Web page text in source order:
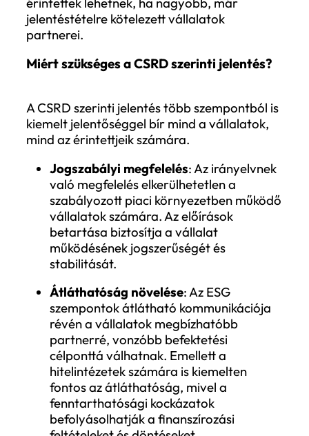
Kinek kell elkészíteni a
jelentést?
A CSRD fokozatosan vezeti be a
2025-től. Azok a nagyvállalatok,
amelyek legalább két feltételt
teljesítenek a következők közül:
250 alkalmazott, 40 millió euró nettó
árbevétel, vagy 20 millió euró
mérlegfőösszeg.
2028-tól. Minden EU-s definíció
kis- és középvállalkozásra is kiterjed
mikrovállalkozásokat.
Fontos megjegyezni, hogy a beszállítói
láncban részt vevő kisebb vállalkozások is
érintettek lehetnek, ha nagyobb, már
jelentéstételre kötelezett vállalatok
partnerei.